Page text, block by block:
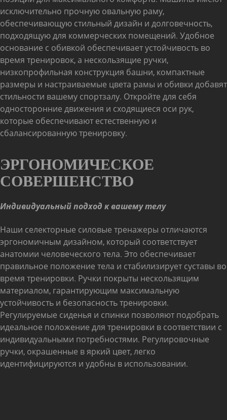
исключительно прочную овальную раму,
обеспечивающую стильный дизайн и долговечность,
подходящую для коммерческих помещений. Удобное
основание с обивкой обеспечивает устойчивость во
время тренировок, а нескользящие ручки,
низкопрофильная конструкция башни, компактные
размеры и настраиваемые цвета рамы и обивки добавят
стильности вашему спортзалу. Откройте для себя
односторонние движения и сходящиеся оси рук,
которые обеспечивают естественную и
сбалансированную тренировку.
ЭРГОНОМИЧЕСКОЕ
СОВЕРШЕНСТВО
Индивидуальный подход к вашему телу
Наши селекторные силовые тренажеры отличаются
эргономичным дизайном, который соответствует
анатомии человеческого тела. Это обеспечивает
правильное положение тела и стабилизирует суставы во
время тренировки. Ручки покрыты нескользящим
материалом, гарантирующим максимальную
устойчивость и безопасность тренировки.
Регулируемые сиденья и спинки позволяют подобрать
идеальное положение для тренировки в соответствии с
индивидуальными потребностями. Регулировочные
ручки, окрашенные в яркий цвет, легко
идентифицируются и удобны в использовании.